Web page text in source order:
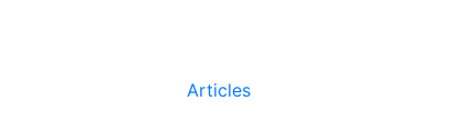
Articles